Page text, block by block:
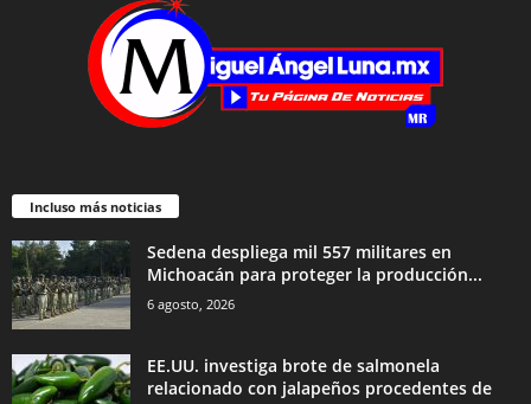
Incluso más noticias
Sedena despliega mil 557 militares en
Michoacán para proteger la producción...
6 agosto, 2026
EE.UU. investiga brote de salmonela
relacionado con jalapeños procedentes de